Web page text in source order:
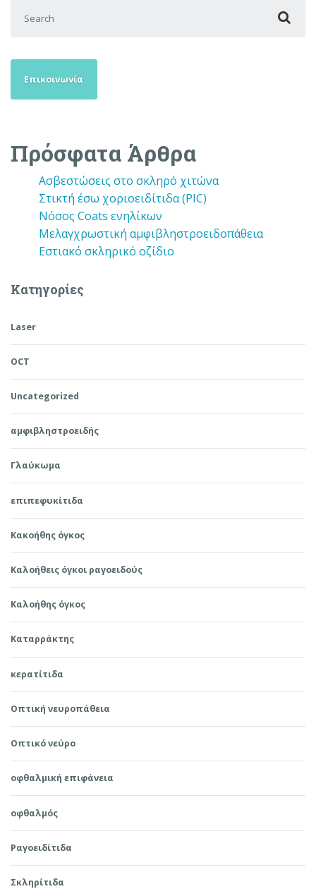
Επικοινωνία
Πρόσφατα Άρθρα
Ασβεστώσεις στο σκληρό χιτώνα
Στικτή έσω χοριοειδίτιδα (PIC)
Νόσος Coats ενηλίκων
Μελαγχρωστική αμφιβληστροειδοπάθεια
Εστιακό σκληρικό οζίδιο
Kατηγορίες
Laser
OCT
Uncategorized
αμφιβληστροειδής
Γλαύκωμα
επιπεφυκίτιδα
Κακοήθης όγκος
Καλοήθεις όγκοι ραγοειδούς
Καλοήθης όγκος
Καταρράκτης
κερατίτιδα
Οπτική νευροπάθεια
Οπτικό νεύρο
οφθαλμική επιφάνεια
οφθαλμός
Ραγοειδίτιδα
Σκληρίτιδα